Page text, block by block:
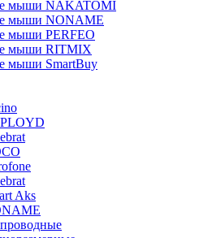
мыши NAKATOMI
мыши NONAME
мыши PERFEO
мыши RITMIX
мыши SmartBuy
Aks